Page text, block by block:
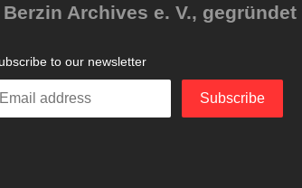
Archives e. V.,
to our newsletter
Subscribe